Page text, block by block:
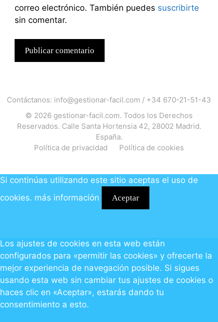
correo electrónico. También puedes suscribirte
sin comentar.
Contáctanos: info@gestionar-facil.com / +34 670-21-51-43
© 2026 gestionar-facil.com. Todos los Derechos
Reservados. Calle Santa Hortensia 42, 28002 Madrid.
España.
Política de privacidad
Política de cookies
Si continúas utilizando este sitio aceptas el uso de
cookies. más información Aceptar
Los ajustes de cookies en esta web están
configurados para «permitir las cookies» y ofrecerte la
mejor experiencia de navegación posible. Si sigues
usando esta web sin cambiar tus ajustes de cookies o
haces clic en «Aceptar», estarás dando tu
consentimiento a esto.